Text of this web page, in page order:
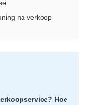
na verkoop
Hoe